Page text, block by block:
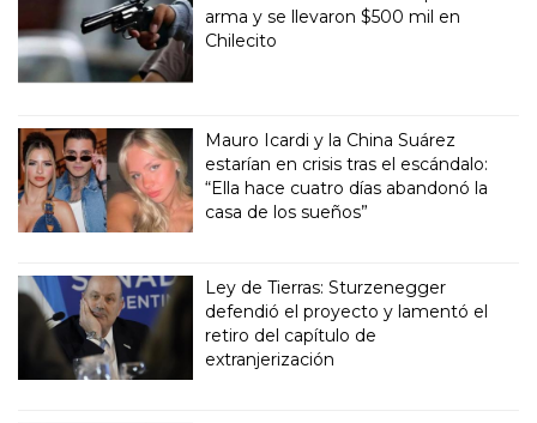
arma y se llevaron $500 mil en
Chilecito
Mauro Icardi y la China Suárez
estarían en crisis tras el escándalo:
“Ella hace cuatro días abandonó la
casa de los sueños”
Ley de Tierras: Sturzenegger
defendió el proyecto y lamentó el
retiro del capítulo de
extranjerización